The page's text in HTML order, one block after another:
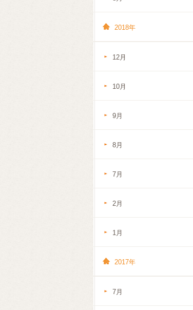
2018年
12月
10月
9月
8月
7月
2月
1月
2017年
7月